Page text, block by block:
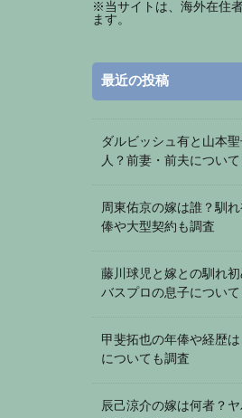
※ 当サイトは、海外在住
ます。
最近の投稿
ダルビッシュ有と山本
人？前妻・前夫について
周東佑京の嫁は誰？馴
俸や大型契約も調査
藤川球児と嫁との馴れ
バスプロの息子について
甲斐拓也の年俸や経歴
についても調査
辰己涼介の嫁は何者？